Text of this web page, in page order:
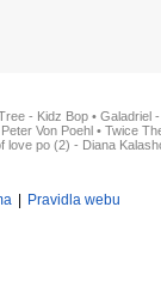
- Kidz Bop • Galadriel
Von Poehl • Twice
love po (2) - Diana
| Pravidla webu